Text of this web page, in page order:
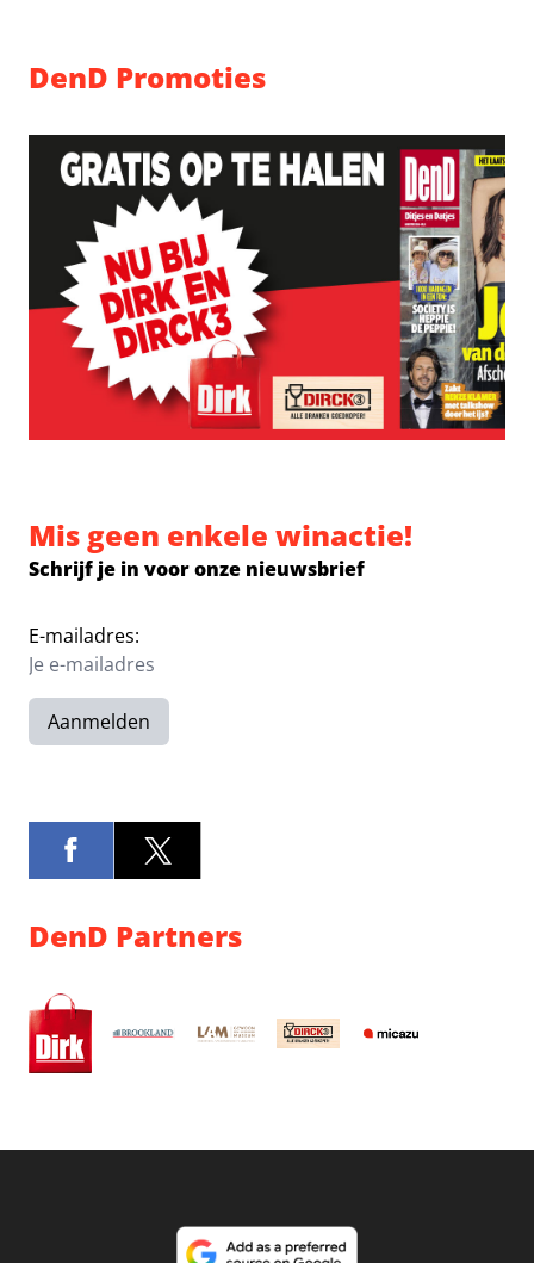
DenD Promoties
Mis geen enkele winactie!
Schrijf je in voor onze nieuwsbrief
E-mailadres:
Aanmelden
DenD Partners